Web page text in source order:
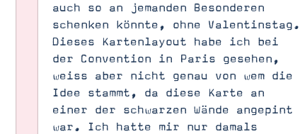
SUCHE
auch so an jemanden Besonderen
schenken könnte, ohne Valentinstag.
Dieses Kartenlayout habe ich bei
der Convention in Paris gesehen,
weiss aber nicht genau von wem die
Idee stammt, da diese Karte an
einer der schwarzen Wände angepint
war. Ich hatte mir nur damals